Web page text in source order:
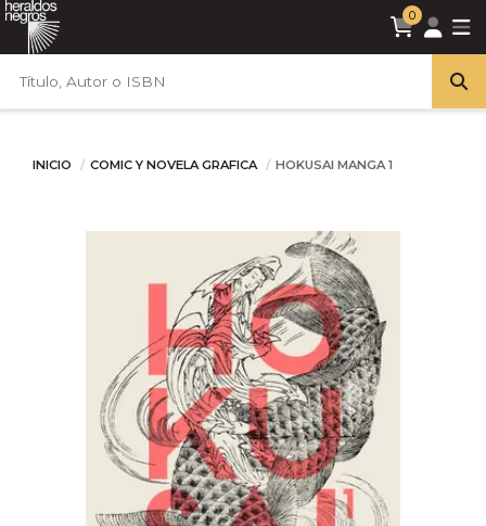
0
INICIO COMIC Y NOVELA GRAFICA HOKUSAI MANGA 1